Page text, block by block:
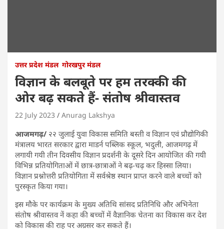
उत्तर प्रदेश मंडल गोरखपुर मंडल
विज्ञान के बलबूते पर हम तरक्की की
ओर बढ़ सकते हैं- संतोष श्रीवास्तव
22 July 2023 Anurag Lakshya
आजमगढ़/ २२ जुलाई युवा विकास समिति बस्ती व विज्ञान एवं प्रौद्योगिकी
मंत्रालय भारत सरकार द्वारा माडर्न पब्लिक स्कूल, भदुली, आजमगढ़ में
लगायी गयी तीन दिवसीय विज्ञान प्रदर्शनी के दूसरे दिन आयोजित की गयी
विभिन्न प्रतियोगिताओं में छात्र-छात्राओं ने बढ़-चढ़ कर हिस्सा लिया।
विज्ञान प्रश्नोत्तरी प्रतियोगिता में सर्वश्रेष्ठ स्थान प्राप्त करने वाले बच्चों को
पुरस्कृत किया गया।
इस मौके पर कार्यक्रम के मुख्य अतिथि सांसद प्रतिनिधि और अभिनेता
संतोष श्रीवास्तव नें कहा की बच्चों में वैज्ञानिक चेतना का विकास कर देश
को विकास की राह पर अग्रसर कर सकते हैं।